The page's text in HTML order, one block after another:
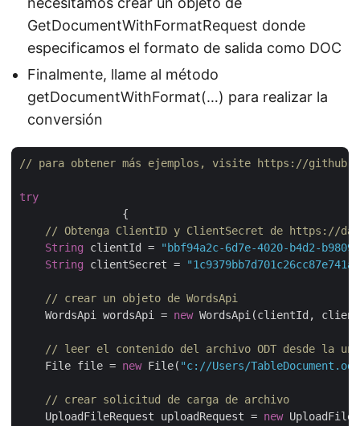
GetDocumentWithFormatRequest donde
especificamos el formato de salida como DOC
Finalmente, llame al método
getDocumentWithFormat(…) para realizar la
conversión
// para obtener más ejemplos, visite https://
try
// Obtenga ClientID y ClientSecret de https://
String clientId =
"bbf94a2c-6d7e-4020-b4d2-
String clientSecret =
// crear un objeto de WordsApi
    WordsApi wordsApi =
new WordsApi(clientId,
// leer el contenido del archivo ODT desde la
    File file =
new File( "c://Users/
// crear solicitud de carga de archivo
    UploadFileRequest uploadRequest =
new